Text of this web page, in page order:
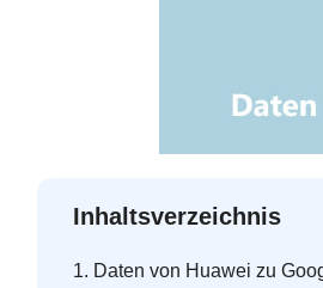
Inhaltsverzeichnis
1. Daten von Huawei zu